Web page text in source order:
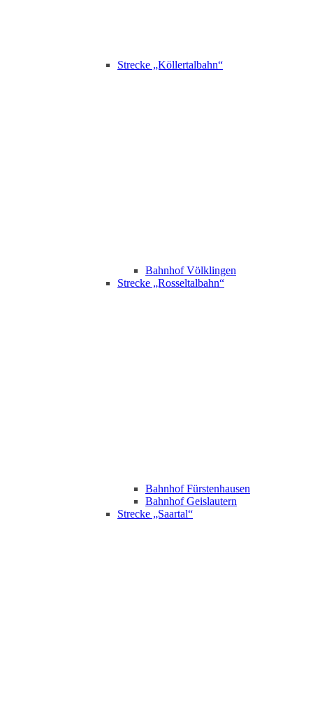
Strecke „Köllertalbahn“
Bahnhof Völklingen
Strecke „Rosseltalbahn“
Bahnhof Fürstenhausen
Bahnhof Geislautern
Strecke „Saartal“